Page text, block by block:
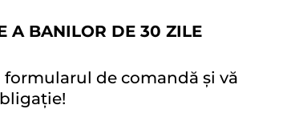
A BANILOR DE 30 ZILE
de comandă și vă